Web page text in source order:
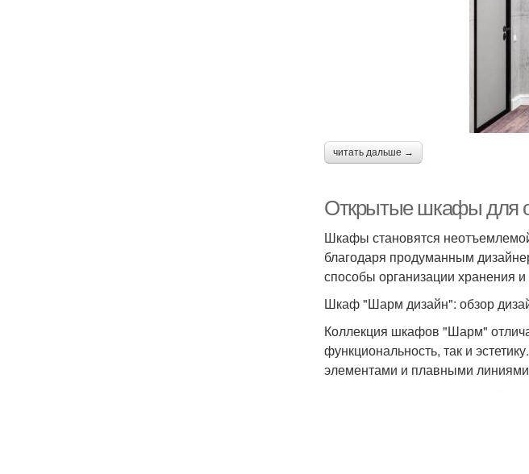
читать дальше →
Открытые шкафы для
Шкафы становятся
благодаря продуманным
способы организации хранения
Шкаф "Шарм дизайн": обзор
Коллекция шкафов "Шарм"
функциональность, так и
элементами и плавными